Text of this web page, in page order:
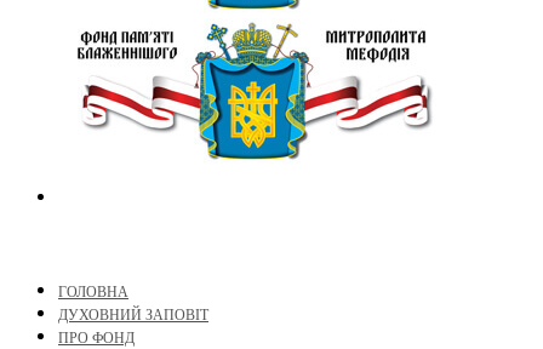
ГОЛОВНА
ДУХОВНИЙ ЗАПОВІТ
ПРО ФОНД